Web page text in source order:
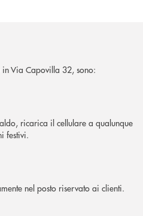
Via Capovilla 32, sono:
ricarica il cellulare a qualunque
festivi.
nel posto riservato ai clienti.